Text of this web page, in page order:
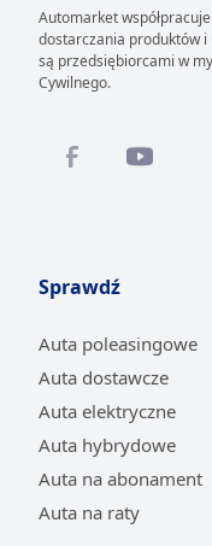
Automarket
dostarczania produktów i
są przedsiębiorcami w
Cywilnego.
Sprawdź
Auta poleasingowe
Auta dostawcze
Auta elektryczne
Auta hybrydowe
Auta na abonament
Auta na raty